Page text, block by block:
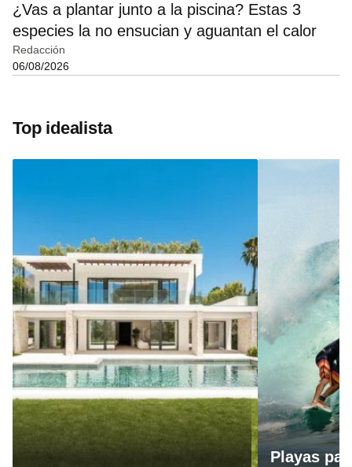
¿Vas a plantar junto a la piscina? Estas 3
especies la no ensucian y aguantan el calor
Redacción
06/08/2026
Top idealista
Playas